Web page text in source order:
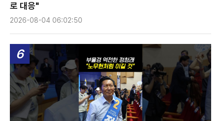
로 대응"
2026-08-04 06:02:50
6